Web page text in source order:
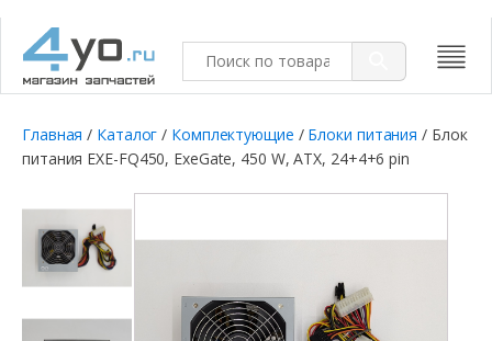
Главная / Каталог / Комплектующие / Блоки питания / Блок
питания EXE-FQ450, ExeGate, 450 W, ATX, 24+4+6 pin